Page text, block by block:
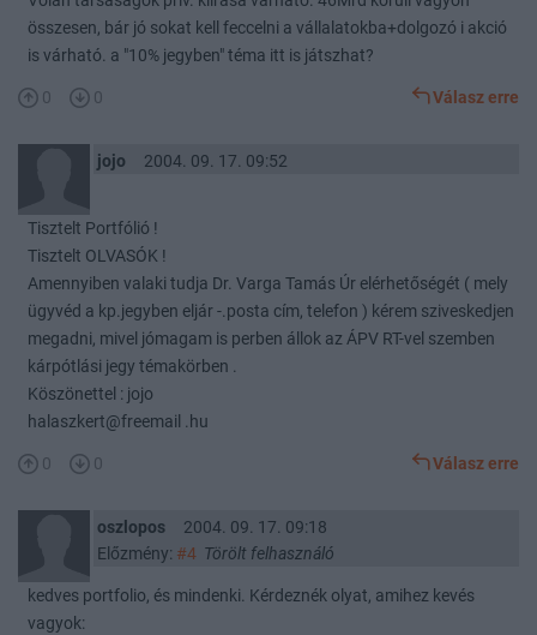
összesen, bár jó sokat kell feccelni a vállalatokba+dolgozó i akció
is várható. a "10% jegyben" téma itt is játszhat?
0 0 Válasz erre
jojo 2004. 09. 17. 09:52
Tisztelt Portfólió !
Tisztelt OLVASÓK !
Amennyiben valaki tudja Dr. Varga Tamás Úr elérhetőségét ( mely
ügyvéd a kp.jegyben eljár -.posta cím, telefon ) kérem sziveskedjen
megadni, mivel jómagam is perben állok az ÁPV RT-vel szemben
kárpótlási jegy témakörben .
Köszönettel : jojo
halaszkert@freemail .hu
0 0 Válasz erre
oszlopos
2004. 09. 17. 09:18
Előzmény: #4 Törölt felhasználó
kedves portfolio, és mindenki. Kérdeznék olyat, amihez kevés
vagyok: